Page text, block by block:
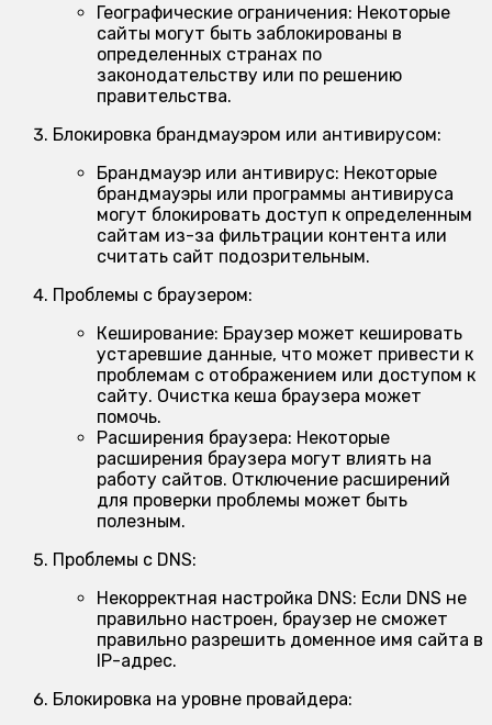
Географические ограничения: Некоторые
сайты могут быть заблокированы в
определенных странах по
законодательству или по решению
правительства.
Блокировка брандмауэром или антивирусом:
Брандмауэр или антивирус: Некоторые
брандмауэры или программы антивируса
могут блокировать доступ к определенным
сайтам из-за фильтрации контента или
считать сайт подозрительным.
Проблемы с браузером:
Кеширование: Браузер может кешировать
устаревшие данные, что может привести к
проблемам с отображением или доступом к
сайту. Очистка кеша браузера может
помочь.
Расширения браузера: Некоторые
расширения браузера могут влиять на
работу сайтов. Отключение расширений
для проверки проблемы может быть
полезным.
Проблемы с DNS:
Некорректная настройка DNS: Если DNS не
правильно настроен, браузер не сможет
правильно разрешить доменное имя сайта в
IP-адрес.
Блокировка на уровне провайдера: